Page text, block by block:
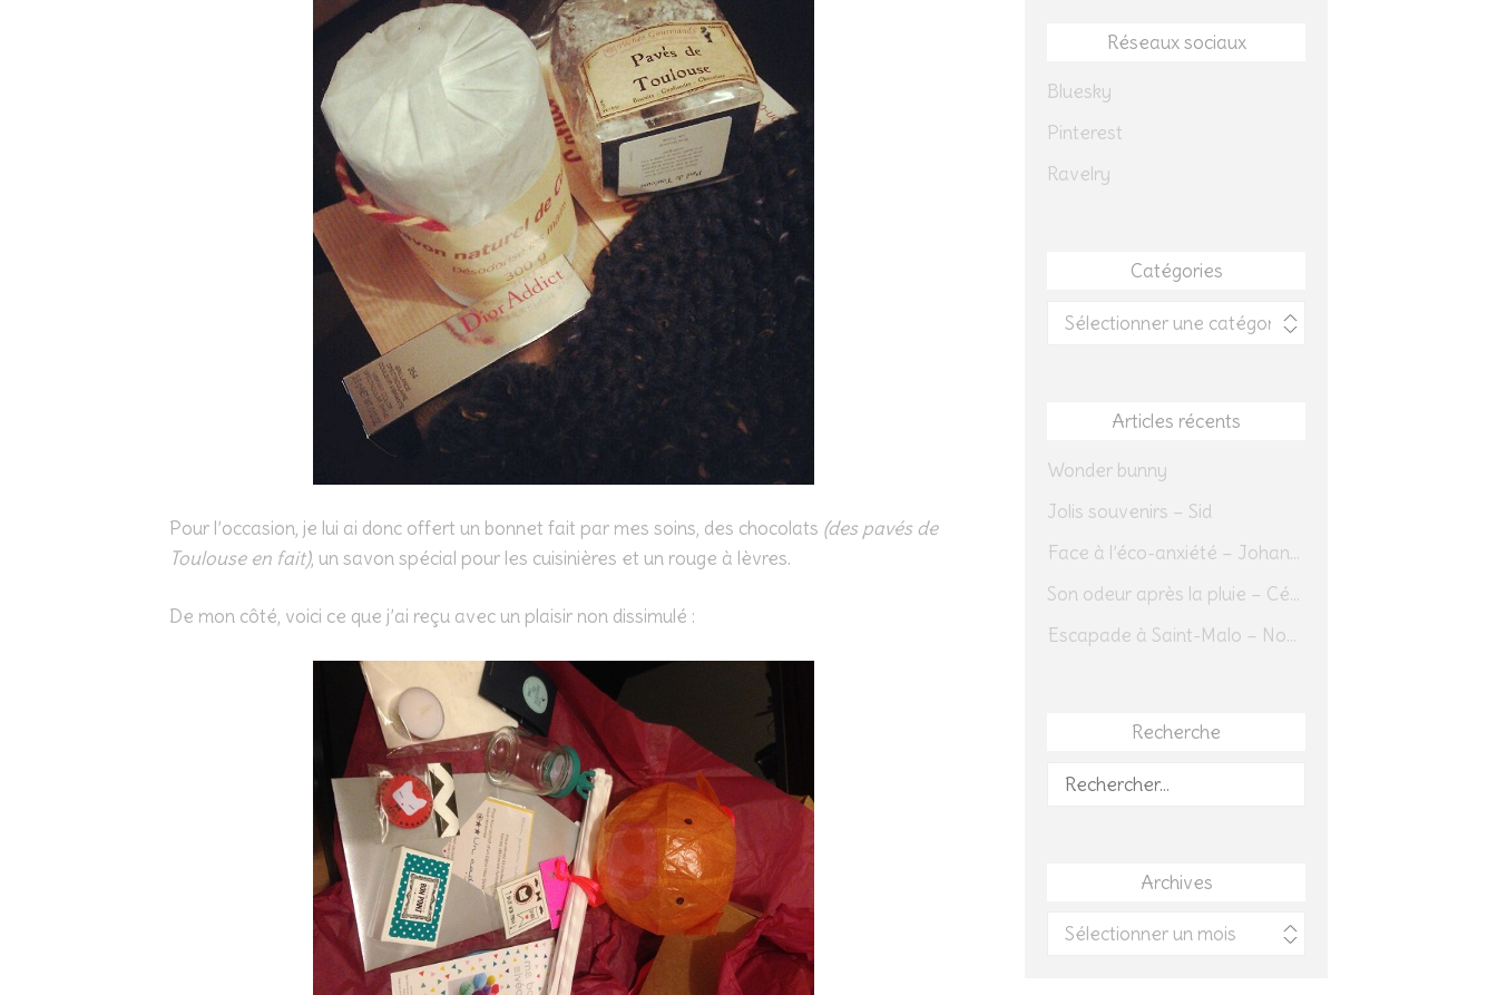
Pour l’occasion, je lui ai donc offert un bonnet fait par mes soins, des chocolats (des pavés de
Toulouse en fait), un savon spécial pour les cuisinières et un rouge à lèvres.
De mon côté, voici ce que j’ai reçu avec un plaisir non dissimulé :
Réseaux sociaux
Bluesky
Pinterest
Ravelry
Catégories
Catégories
Articles récents
Wonder bunny
Jolis souvenirs – Sid
Face à l’éco-anxiété – Johannes Herrmann
Son odeur après la pluie – Cédric Sapin-Defour
Escapade à Saint-Malo – Novembre 2025 – Jour 1
Recherche
Rechercher :
Archives
Archives